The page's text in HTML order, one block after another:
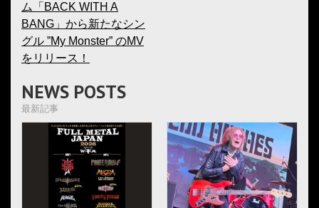
ム「BACK WITH A
BANG」から新たなシン
グル ”My Monster” のMV
をリリース！
NEWS POSTS
最新記事